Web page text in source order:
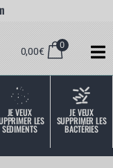
0,00€
0
JE VEUX
LES
SÉDIMENTS
JE VEUX
SUPPRIMER LES
BACTÉRIES